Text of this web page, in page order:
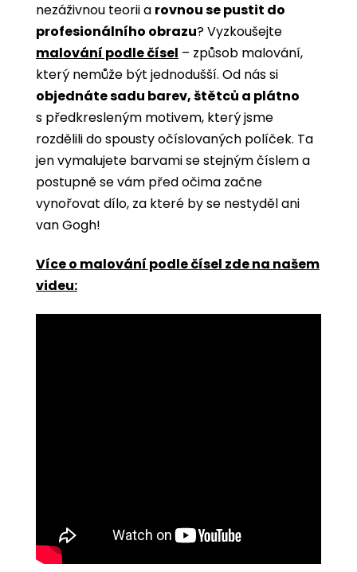
nezáživnou teorii a rovnou se pustit do
profesionálního obrazu? Vyzkoušejte
malování podle čísel ­­– způsob malování,
který nemůže být jednodušší. Od nás si
objednáte sadu barev, štětců a plátno
s předkresleným motivem, který jsme
rozdělili do spousty očíslovaných políček. Ta
jen vymalujete barvami se stejným číslem a
postupně se vám před očima začne
vynořovat dílo, za které by se nestyděl ani
van Gogh!
Více o malování podle čísel zde na našem
videu: